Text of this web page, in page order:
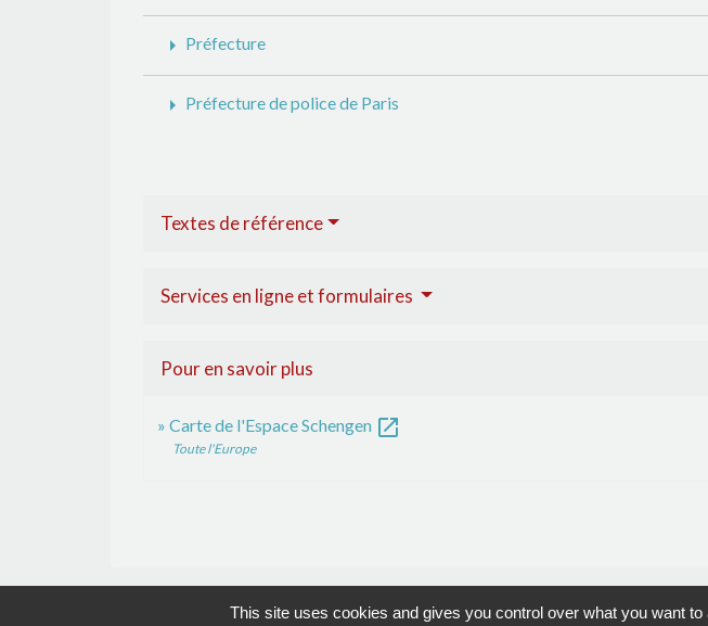
arrow_right Préfecture
arrow_right Préfecture de police de Paris
Textes de référence
Services en ligne et formulaires
Pour en savoir plus
Carte de l'Espace Schengen open_in_new
Toute l'Europe
This site uses cookies and gives you control over what you want to